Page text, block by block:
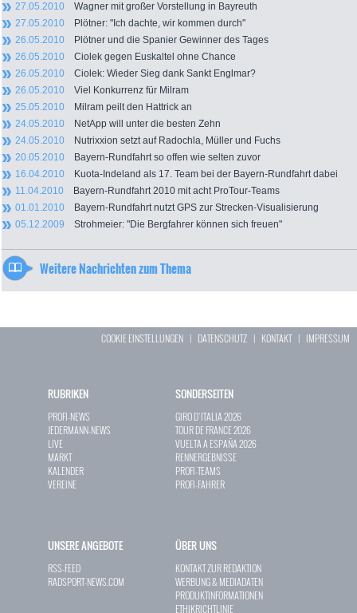
27.05.2010 Wagner mit großer Vorstellung in Bayreuth
27.05.2010 Plötner: "Ich dachte, wir kommen durch"
26.05.2010 Plötner und die Spanier Gewinner des Tages
26.05.2010 Ciolek gegen Euskaltel ohne Chance
26.05.2010 Ciolek: Wieder Sieg dank Sankt Englmar?
26.05.2010 Viel Konkurrenz für Milram
25.05.2010 Milram peilt den Hattrick an
24.05.2010 NetApp will unter die besten Zehn
24.05.2010 Nutrixxion setzt auf Radochla, Müller und Fuchs
20.05.2010 Bayern-Rundfahrt so offen wie selten zuvor
16.04.2010 Kuota-Indeland als 17. Team bei der Bayern-Rundfahrt dabei
11.04.2010 Bayern-Rundfahrt 2010 mit acht ProTour-Teams
01.01.2010 Bayern-Rundfahrt nutzt GPS zur Strecken-Visualisierung
05.12.2009 Strohmeier: "Die Bergfahrer können sich freuen"
Weitere Nachrichten zum Thema
COOKIE EINSTELLUNGEN | DATENSCHUTZ | KONTAKT| IMPRESSUM
RUBRIKEN
PROFI-NEWS
JEDERMANN-NEWS
LIVE
MARKT
KALENDER
VEREINE
SONDERSEITEN
GIRO D`ITALIA 2026
TOUR DE FRANCE 2026
VUELTA A ESPAÑA 2026
RENNERGEBNISSE
PROFI-TEAMS
PROFI-FAHRER
UNSERE ANGEBOTE
RSS-FEED
RADSPORT-NEWS.COM
ÜBER UNS
KONTAKT ZUR REDAKTION
WERBUNG & MEDIADATEN
PRODUKTINFORMATIONEN
ETHIKRICHTLINIE